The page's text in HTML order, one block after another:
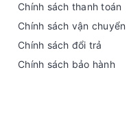
Chính sách thanh toán
Chính sách vận chuyển
Chính sách đổi trả
Chính sách bảo hành